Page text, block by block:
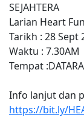
SEJAHTERA
Larian Heart
Tarikh : 28 Sept
Waktu : 7.30AM
Tempat
Info lanjut dan
https://bit.ly/